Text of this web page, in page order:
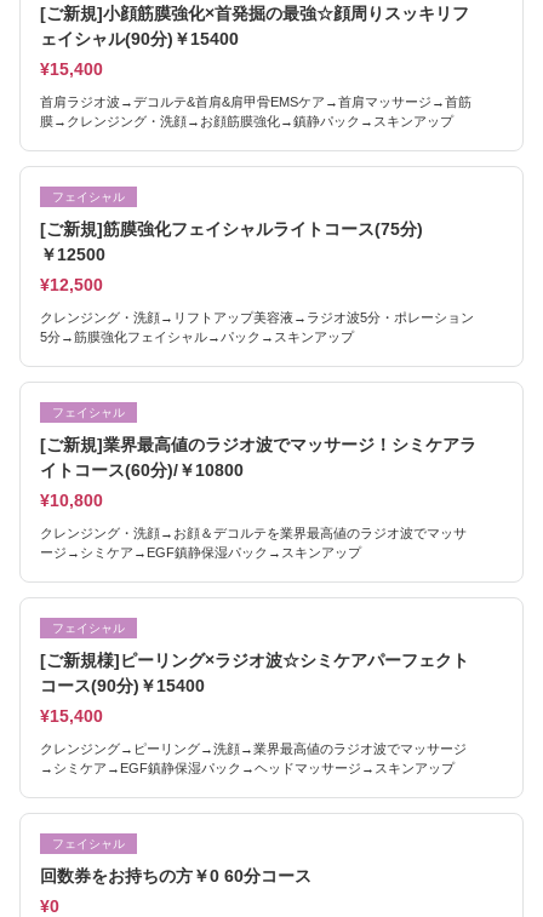
[ご新規]小顔筋膜強化×首発掘の最強☆顔周りスッキリフ
ェイシャル(90分)￥15400
¥15,400
首肩ラジオ波→デコルテ&首肩&肩甲骨EMSケア→首肩マッサージ→首筋
膜→クレンジング・洗顔→お顔筋膜強化→鎮静パック→スキンアップ
フェイシャル
[ご新規]筋膜強化フェイシャルライトコース(75分)
￥12500
¥12,500
クレンジング・洗顔→リフトアップ美容液→ラジオ波5分・ポレーション
5分→筋膜強化フェイシャル→パック→スキンアップ
フェイシャル
[ご新規]業界最高値のラジオ波でマッサージ！シミケアラ
イトコース(60分)/￥10800
¥10,800
クレンジング・洗顔→お顔＆デコルテを業界最高値のラジオ波でマッサ
ージ→シミケア→EGF鎮静保湿パック→スキンアップ
フェイシャル
[ご新規様]ピーリング×ラジオ波☆シミケアパーフェクト
コース(90分)￥15400
¥15,400
クレンジング→ピーリング→洗顔→業界最高値のラジオ波でマッサージ
→シミケア→EGF鎮静保湿パック→ヘッドマッサージ→スキンアップ
フェイシャル
回数券をお持ちの方￥0 60分コース
¥0